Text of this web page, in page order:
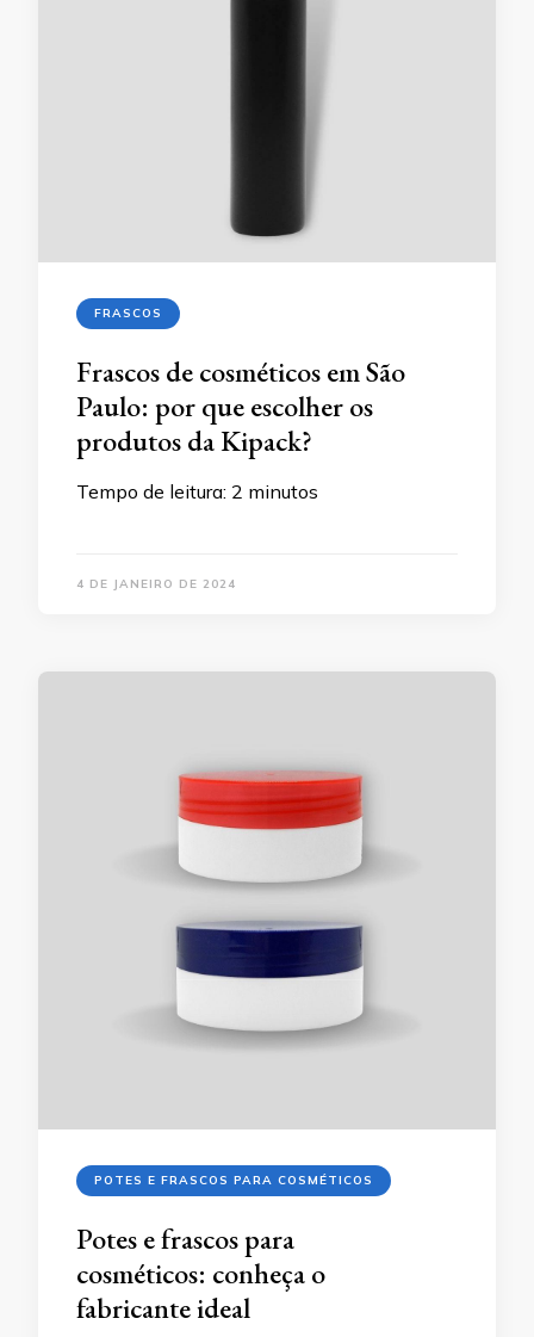
FRASCOS
Frascos de cosméticos em São
Paulo: por que escolher os
produtos da Kipack?
Tempo de leitura: 2 minutos
4 DE JANEIRO DE 2024
POTES E FRASCOS PARA COSMÉTICOS
Potes e frascos para
cosméticos: conheça o
fabricante ideal